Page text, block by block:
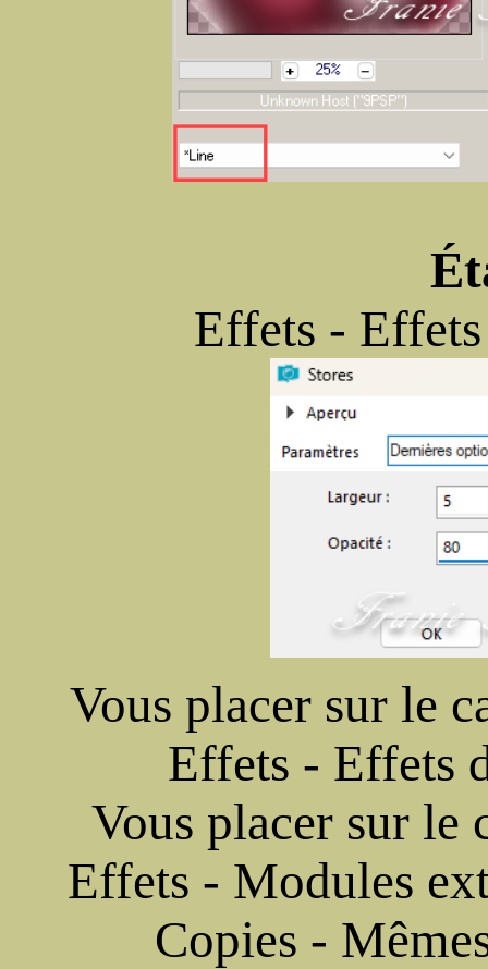
Effets -
Vous placer sur le
Effets - Effets
Vous placer sur le
Effets - Modules
Copies -